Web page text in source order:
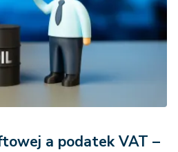
a podatek VAT –